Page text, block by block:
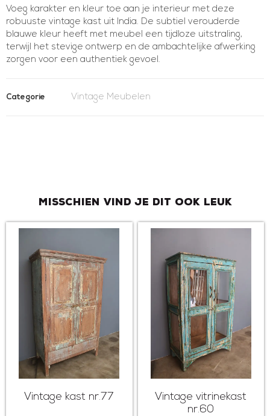
Voeg karakter en kleur toe aan je interieur met deze
robuuste vintage kast uit India. De subtiel verouderde
blauwe kleur heeft met meubel een tijdloze uitstraling,
terwijl het stevige ontwerp en de ambachtelijke afwerking
zorgen voor een authentiek gevoel.
Categorie Vintage Meubelen
Misschien vind je dit ook leuk
Vintage kast nr.77
Vintage vitrinekast
nr.60